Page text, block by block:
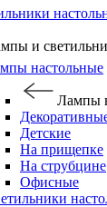
и
настольные
Лампы
Детские
На прищепке
На струбцине
Офисные